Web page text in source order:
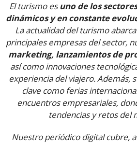
El turismo es uno de los
dinámicos y en constante
La actualidad del turismo
principales empresas del sector,
marketing, lanzamientos de
así como innovaciones
experiencia del viajero. Además,
clave como ferias
encuentros empresariales,
tendencias y retos del
Nuestro periódico digital cubre,